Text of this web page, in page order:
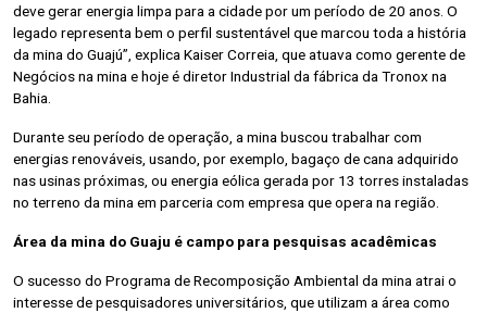
deve gerar energia limpa para a cidade por um período de 20 anos. O
legado representa bem o perfil sustentável que marcou toda a história
da mina do Guajú”, explica Kaiser Correia, que atuava como gerente de
Negócios na mina e hoje é diretor Industrial da fábrica da Tronox na
Bahia.
Durante seu período de operação, a mina buscou trabalhar com
energias renováveis, usando, por exemplo, bagaço de cana adquirido
nas usinas próximas, ou energia eólica gerada por 13 torres instaladas
no terreno da mina em parceria com empresa que opera na região.
Área da mina do Guaju é campo para pesquisas acadêmicas
O sucesso do Programa de Recomposição Ambiental da mina atrai o
interesse de pesquisadores universitários, que utilizam a área como